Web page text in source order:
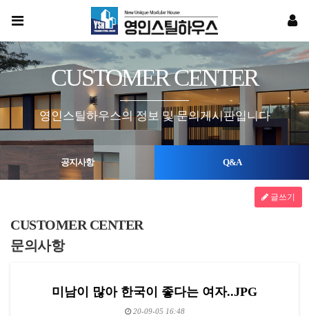
CUSTOMER CENTER
영인스틸하우스의 정보 및 문의게시판입니다
공지사항 Q&A
CUSTOMER CENTER
문의사항
글쓰기
미남이 많아 한국이 좋다는 여자..JPG
20-09-05 16:48